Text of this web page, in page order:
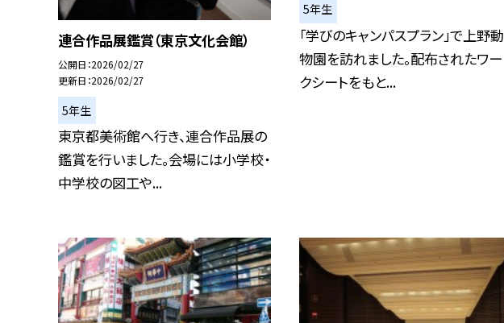
連合作品展鑑賞（東京文化会館）
公開日 2026/02/27
更新日 2026/02/27
5年生
東京都美術館へ行き、連合作品展の
鑑賞を行いました。会場には小学校・
中学校の図工や...
5年生
「学びのキャンパスプラン」で上野動
物園を訪れました。配布されたワー
クシートをもと...